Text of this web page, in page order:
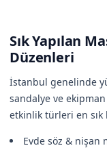
Sık Yapılan
Düzenleri
İstanbul genelinde
sandalye ve
etkinlik türleri en
Evde söz & nişan